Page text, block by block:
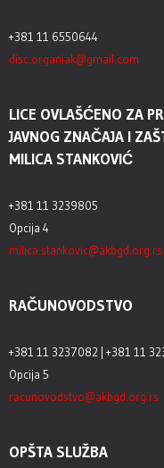
+381 11 6550644
disc.organiak@gmail.com
LICE OVLAŠĆENO ZA
JAVNOG ZNAČAJA I
MILICA STANKOVIĆ
+381 11 3239805
Opcija 4
milica.stankovic@akbgd.org.rs
RAČUNOVODSTVO
+381 11 3237082 | +381 11
Opcija 5
racunovodstvo@akbgd.org.rs
OPŠTA SLUŽBA